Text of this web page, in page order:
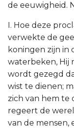
de eeuwigheid.
I. Hoe deze
verwekte de
koningen zijn in
waterbeken, Hij
wordt gezegd
wist te dienen;
zich van hem te
regeert de
van de mensen,